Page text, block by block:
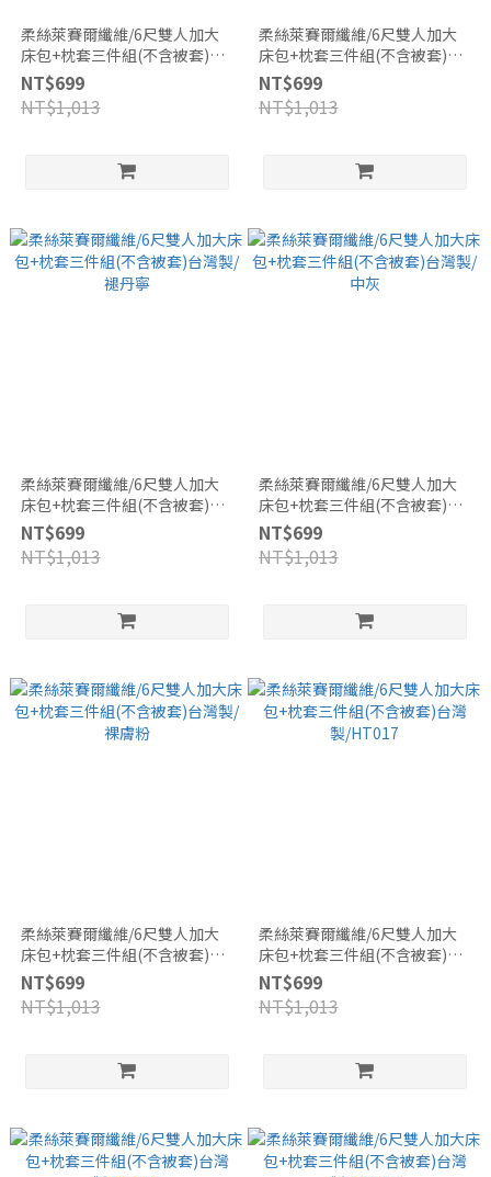
柔絲萊賽爾纖維/6尺雙人加大
床包+枕套三件組(不含被套)台
灣製/清澈綠
NT$699
NT$1,013
柔絲萊賽爾纖維/6尺雙人加大
床包+枕套三件組(不含被套)台
灣製/灰褐
NT$699
NT$1,013
柔絲萊賽爾纖維/6尺雙人加大
床包+枕套三件組(不含被套)台
灣製/褪丹寧
NT$699
NT$1,013
柔絲萊賽爾纖維/6尺雙人加大
床包+枕套三件組(不含被套)台
灣製/中灰
NT$699
NT$1,013
柔絲萊賽爾纖維/6尺雙人加大
床包+枕套三件組(不含被套)台
灣製/裸膚粉
NT$699
NT$1,013
柔絲萊賽爾纖維/6尺雙人加大
床包+枕套三件組(不含被套)台
灣製/HT017
NT$699
NT$1,013